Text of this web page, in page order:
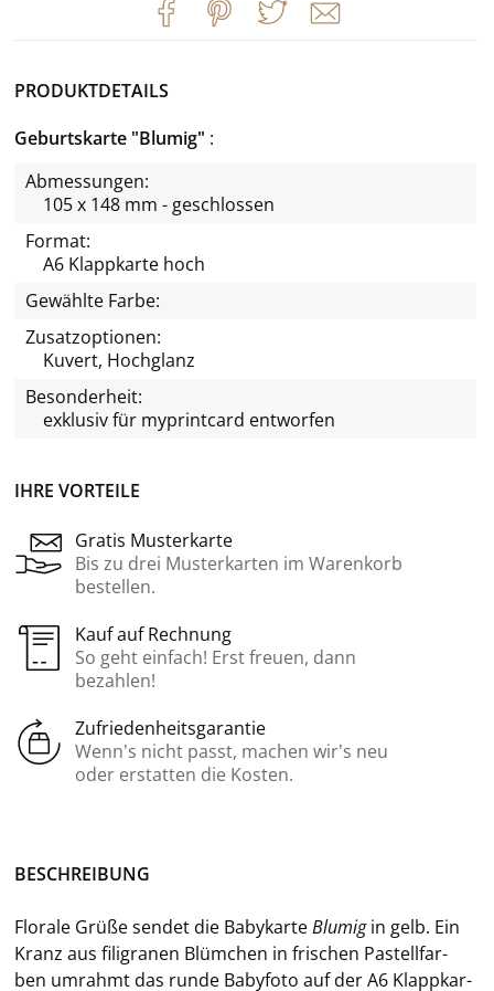
IHRE VORTEILE
Gratis Musterkarte
Bis zu drei Musterkarten im Warenkorb
bestellen.
Kauf auf Rechnung
So geht einfach! Erst freuen, dann
bezahlen!
Zufriedenheitsgarantie
Wenn’s nicht passt, machen wir’s neu
oder erstatten die Kosten.
PRODUKTDETAILS
Geburtskarte "Blumig"
Abmessungen:
105 x 148 mm - geschlossen
Format:
A6 Klappkarte hoch
Gewählte Farbe:
Zusatzoptionen:
Kuvert, Hochglanz
Besonderheit:
exklusiv für myprintcard entworfen
BE­SCHREI­BUNG
Flo­ra­le Grüße sen­det die Ba­by­kar­teBlu­migin gelb. Ein
Kranz aus fi­li­gra­nen Blüm­chen in fri­schen Pas­tell­far­
ben um­rahmt das runde Ba­by­fo­to auf der A6 Klapp­kar­